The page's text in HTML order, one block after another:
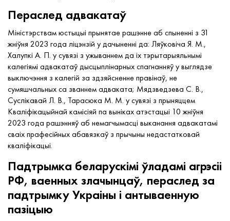
Пераслед адвакатаў
Міністэрствам юстыцыі прынятае рашэнне аб спыненні з 31
жніўня 2023 года ліцэнзій у дачыненні да: Ляўковіча Я. М.,
Халупкі А. П. у сувязі з ужываннем да іх тэрытарыяльнымі
калегіямі адвакатаў дысцыплінарных спагнанняў у выглядзе
выключэння з калегій за здзяйсненне правінаў, не
сумяшчальных са званнем адваката; Мядзведзева С. В.,
Суслікавай Л. В., Тарасюка М. М. у сувязі з прыняццем
Кваліфікацыйнай камісіяй па выніках атэстацыі 10 жніўня
2023 года рашэнняў аб немагчымасці выканання адвакатамі
сваіх прафесійных абавязкаў з прычыны недастатковай
кваліфікацыі.
Падтрымка беларускімі ўладамі агрэсіі
РФ, ваенных злачынцаў, пераслед за
падтрымку Украіны і антываенную
пазіцыю